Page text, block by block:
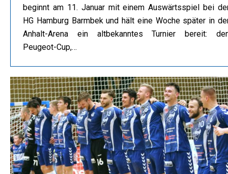
beginnt am 11. Januar mit einem Auswärtsspiel bei
HG Hamburg Barmbek und hält eine Woche später in
Anhalt-Arena ein altbekanntes Turnier bereit:
Peugeot-Cup,…